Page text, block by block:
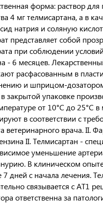
форма: раствор
4 мг телмисартана, а в
натрия и соляную
представляет собой
при соблюдении
- 6 месяцев.
расфасованным в
и шприцом-
в закрытой упаковке
от 10°С до 25°С
в соответствии с
ветеринарного врача. II.
II. Телмисартан -
уменьшение
В клиническом
7 дней с начала лечения.
связывается с AT1
ответственна за